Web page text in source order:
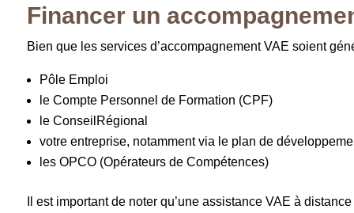
Financer un
Bien que les services d’accompagnement VAE soient
Pôle Emploi
le Compte Personnel de Formation (CPF)
le ConseilRégional
votre entreprise, notamment via le plan de
les OPCO (Opérateurs de Compétences)
Il est important de noter qu’une assistance VAE à